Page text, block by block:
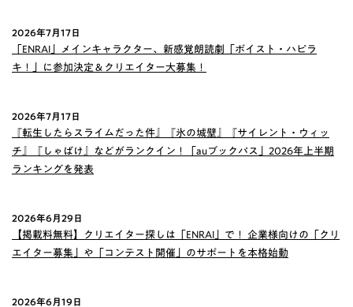
2026年7月17日
「ENRAI」メインキャラクター、新感覚朗読劇「ボイスト・ハピラ
キ！」に参加決定＆クリエイター大募集！
2026年7月17日
『転生したらスライムだった件』『氷の城壁』『サイレント・ウィッ
チ』『しゃばけ』などがランクイン！「auブックパス」2026年上半期
ランキングを発表
2026年6月29日
【掲載料無料】クリエイター探しは「ENRAI」で！ 企業様向けの「クリ
エイター募集」や「コンテスト開催」のサポートを本格始動
2026年6月19日